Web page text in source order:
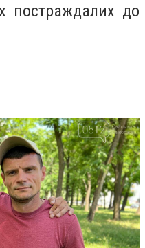
постраждалих до